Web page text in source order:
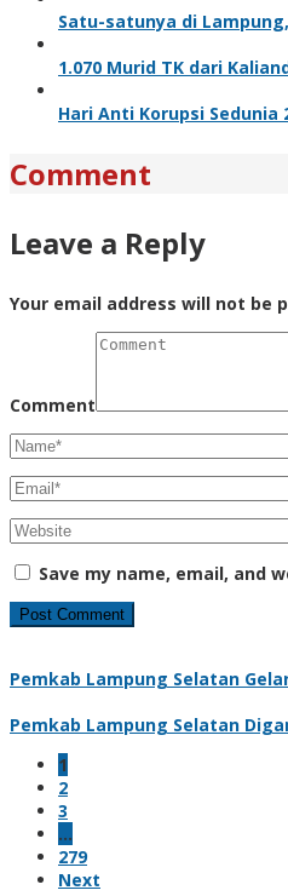
Satu-satunya di
1.070 Murid TK dari
Hari Anti Korupsi
Comment
Leave a Reply
Your email address will not be
Comment
Save my name, email, and
Pemkab Lampung Selatan
Pemkab Lampung Selatan
1
2
3
…
279
Next